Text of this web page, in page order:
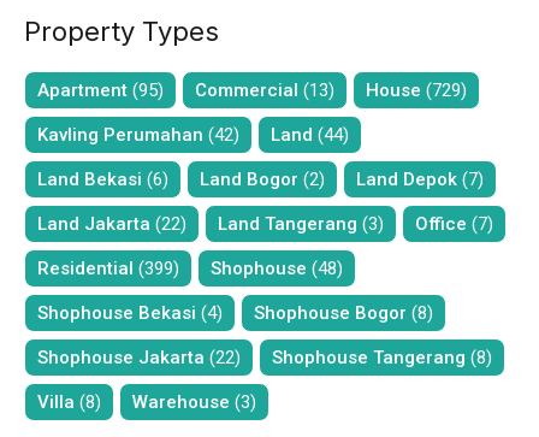
Property Types
Apartment (95) Commercial (13) House (729)
Kavling Perumahan (42) Land (44)
Land Bekasi (6) Land Bogor (2) Land Depok (7)
Land Jakarta (22) Land Tangerang (3) Office (7)
Residential (399) Shophouse (48)
Shophouse Bekasi (4) Shophouse Bogor (8)
Shophouse Jakarta (22) Shophouse Tangerang (8)
Villa (8) Warehouse (3)